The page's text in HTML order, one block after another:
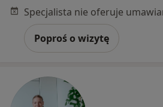
Poproś o wizytę